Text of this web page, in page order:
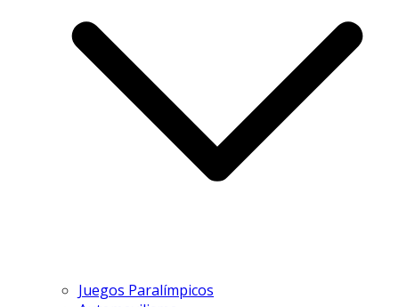
Juegos Paralímpicos